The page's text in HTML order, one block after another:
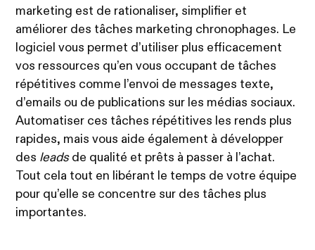
marketing est de rationaliser, simplifier et
améliorer des tâches marketing chronophages. Le
logiciel vous permet d’utiliser plus efficacement
vos ressources qu’en vous occupant de tâches
répétitives comme l’envoi de messages texte,
d’emails ou de publications sur les médias sociaux.
Automatiser ces tâches répétitives les rends plus
rapides, mais vous aide également à développer
des leadsde qualité et prêts à passer à l’achat.
Tout cela tout en libérant le temps de votre équipe
pour qu’elle se concentre sur des tâches plus
importantes.